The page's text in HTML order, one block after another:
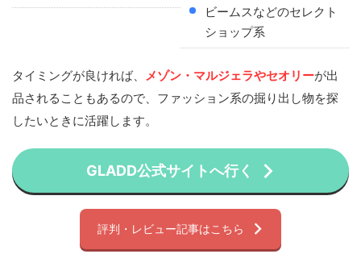
ビームスなどのセレクト
ショップ系
タイミングが良ければ、 メゾン・マルジェラやセオリーが出
品されることもあるので、ファッション系の掘り出し物を探
したいときに活躍します。
GLADD公式サイトへ行く
評判・レビュー記事はこちら